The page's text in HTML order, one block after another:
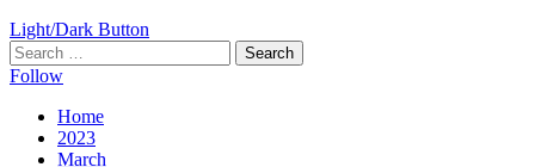
Light/Dark Button
Search
for:
Follow
Home
2023
March